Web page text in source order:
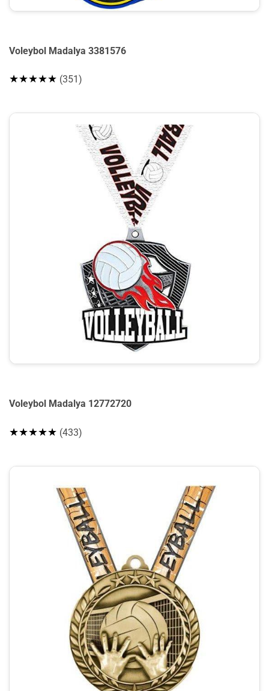
Voleybol Madalya 3381576
★★★★★ (351)
Voleybol Madalya 12772720
★★★★★ (433)